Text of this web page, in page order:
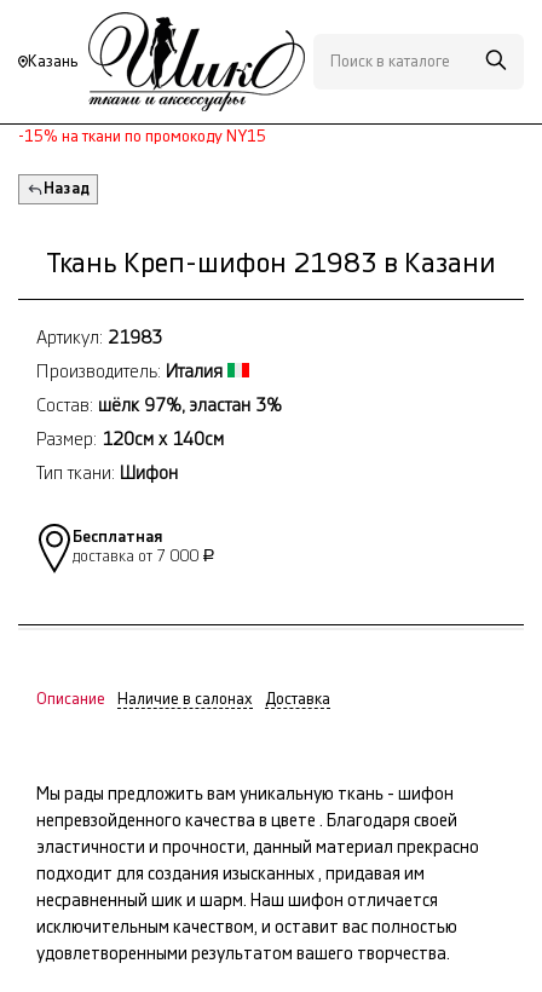
Казань
-15% на ткани по промокоду NY15
Назад
Ткань Креп-шифон 21983 в Казани
Артикул: 21983
Производитель: Италия
Состав: шёлк 97%, эластан 3%
Размер: 120см x 140см
Тип ткани: Шифон
Бесплатная
доставка от 7 000 Р
Описание Наличие в салонах Доставка
Мы рады предложить вам уникальную ткань - шифон
непревзойденного качества в цвете . Благодаря своей
эластичности и прочности, данный материал прекрасно
подходит для создания изысканных , придавая им
несравненный шик и шарм. Наш шифон отличается
исключительным качеством, и оставит вас полностью
удовлетворенными результатом вашего творчества.